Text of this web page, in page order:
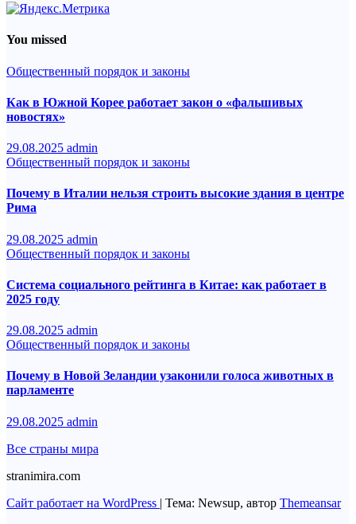
You missed
Общественный порядок и законы
Как в Южной Корее работает закон о «фальшивых
новостях»
29.08.2025 admin
Общественный порядок и законы
Почему в Италии нельзя строить высокие здания в центре
Рима
29.08.2025 admin
Общественный порядок и законы
Система социального рейтинга в Китае: как работает в
2025 году
29.08.2025 admin
Общественный порядок и законы
Почему в Новой Зеландии узаконили голоса животных в
парламенте
29.08.2025 admin
Все страны мира
stranimira.com
Сайт работает на WordPress | Тема: Newsup, автор Themeansar